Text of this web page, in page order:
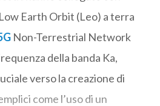
Earth Orbit (Leo) a terra
Non-Terrestrial Network
della banda Ka,
verso la creazione di
come l’uso di un